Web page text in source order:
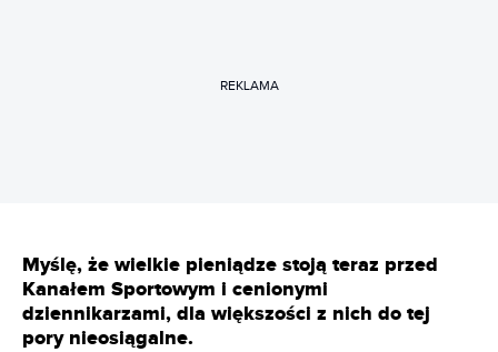
REKLAMA
Myślę, że wielkie pieniądze stoją teraz przed
Kanałem Sportowym i cenionymi
dziennikarzami, dla większości z nich do tej
pory nieosiągalne.